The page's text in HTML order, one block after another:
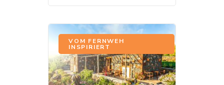
VOM FERNWEH
INSPIRIERT